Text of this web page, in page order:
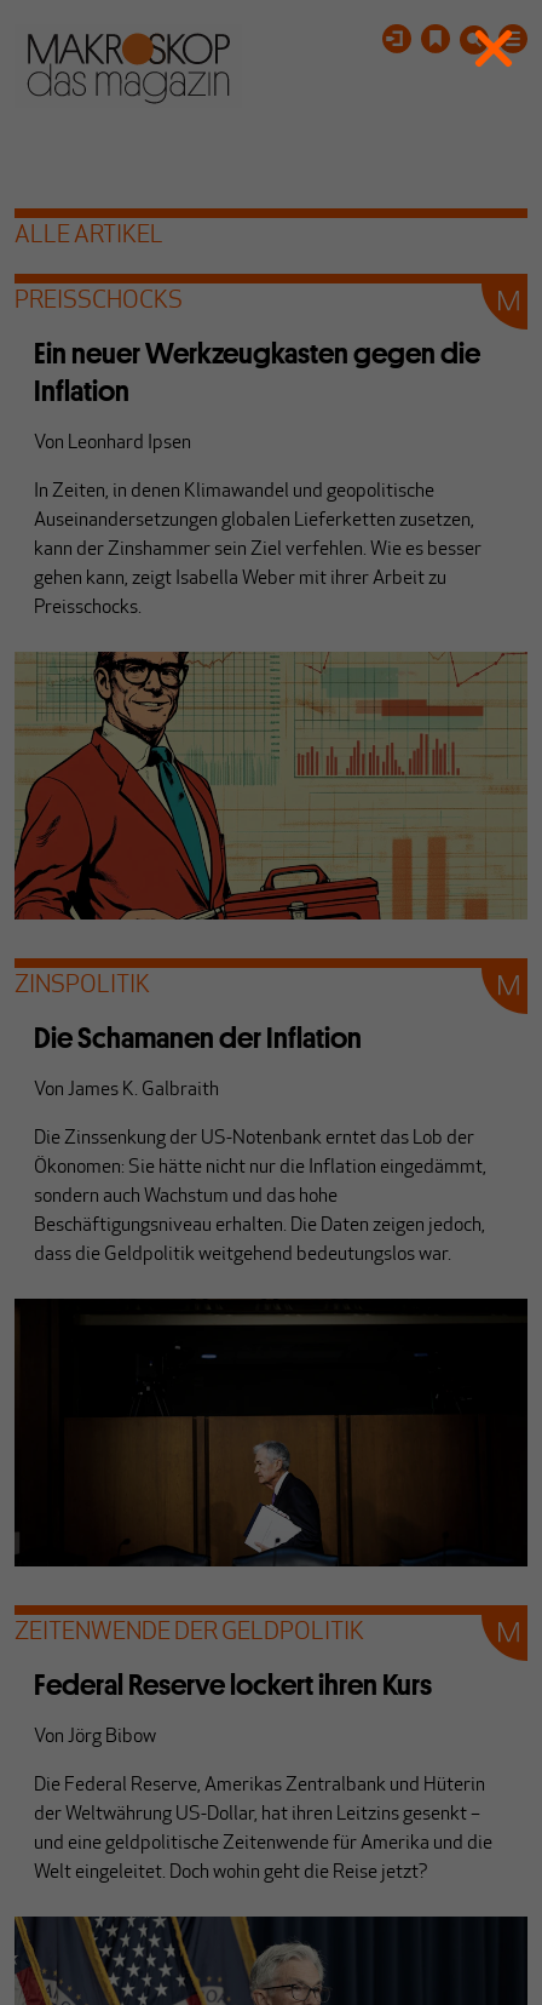
ALLE ARTIKEL
PREISSCHOCKS
Ein neuer Werkzeugkasten gegen die
Inflation
Von Leonhard Ipsen
In Zeiten, in denen Klimawandel und geopolitische
Auseinandersetzungen globalen Lieferketten zusetzen,
kann der Zinshammer sein Ziel verfehlen. Wie es besser
gehen kann, zeigt Isabella Weber mit ihrer Arbeit zu
Preisschocks.
ZINSPOLITIK
Die Schamanen der Inflation
Von James K. Galbraith
Die Zinssenkung der US-Notenbank erntet das Lob der
Ökonomen: Sie hätte nicht nur die Inflation eingedämmt,
sondern auch Wachstum und das hohe
Beschäftigungsniveau erhalten. Die Daten zeigen jedoch,
dass die Geldpolitik weitgehend bedeutungslos war.
ZEITENWENDE DER GELDPOLITIK
Federal Reserve lockert ihren Kurs
Von Jörg Bibow
Die Federal Reserve, Amerikas Zentralbank und Hüterin
der Weltwährung US-Dollar, hat ihren Leitzins gesenkt –
und eine geldpolitische Zeitenwende für Amerika und die
Welt eingeleitet. Doch wohin geht die Reise jetzt?